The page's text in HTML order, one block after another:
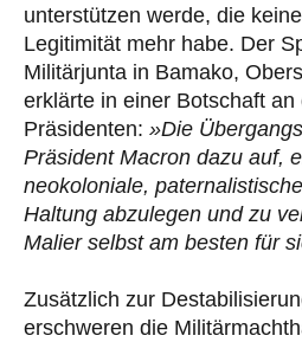
unterstützen werde, die
Legitimität mehr habe. Der
Militärjunta in Bamako,
erklärte in einer Botschaft
Präsidenten: »Die
Präsident Macron dazu auf,
neokoloniale,
Haltung abzulegen und zu
Malier selbst am besten für
Zusätzlich zur
erschweren die